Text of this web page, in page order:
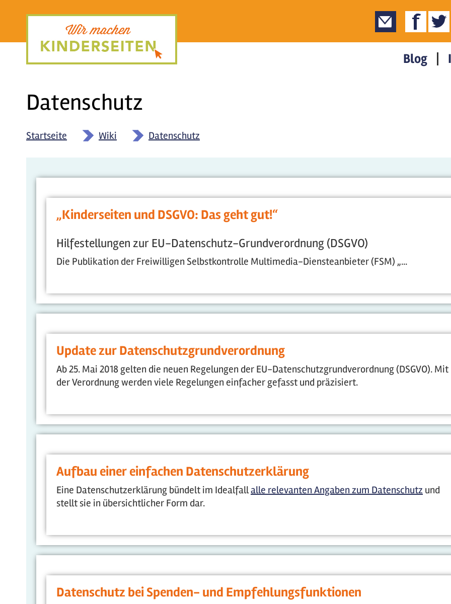
Blog
Datenschutz
Startseite » Wiki » Datenschutz
„Kinderseiten und DSGVO: Das geht gut!“
Hilfestellungen zur EU-Datenschutz-Grundverordnung (DSGVO)
Die Publikation der Freiwilligen Selbstkontrolle Multimedia-Diensteanbieter (FSM) „...
Update zur Datenschutzgrundverordnung
Ab 25. Mai 2018 gelten die neuen Regelungen der EU-Datenschutzgrundverordnung (DSGVO). Mit
der Verordnung werden viele Regelungen einfacher gefasst und präzisiert.
Aufbau einer einfachen Datenschutzerklärung
Eine Datenschutzerklärung bündelt im Idealfallalle relevanten Angaben zum Datenschutz und
stellt sie in übersichtlicher Form dar.
Datenschutz bei Spenden- und Empfehlungsfunktionen